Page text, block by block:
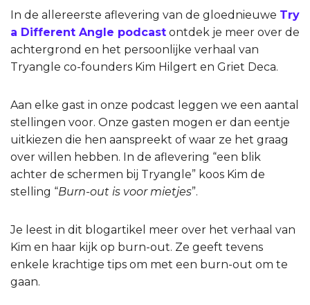
In de allereerste aflevering van de gloednieuwe Try
a Different Angle podcast ontdek je meer over de
achtergrond en het persoonlijke verhaal van
Tryangle co-founders Kim Hilgert en Griet Deca.
Aan elke gast in onze podcast leggen we een aantal
stellingen voor. Onze gasten mogen er dan eentje
uitkiezen die hen aanspreekt of waar ze het graag
over willen hebben. In de aflevering “een blik
achter de schermen bij Tryangle” koos Kim de
stelling “Burn-out is voor mietjes”.
Je leest in dit blogartikel meer over het verhaal van
Kim en haar kijk op burn-out. Ze geeft tevens
enkele krachtige tips om met een burn-out om te
gaan.